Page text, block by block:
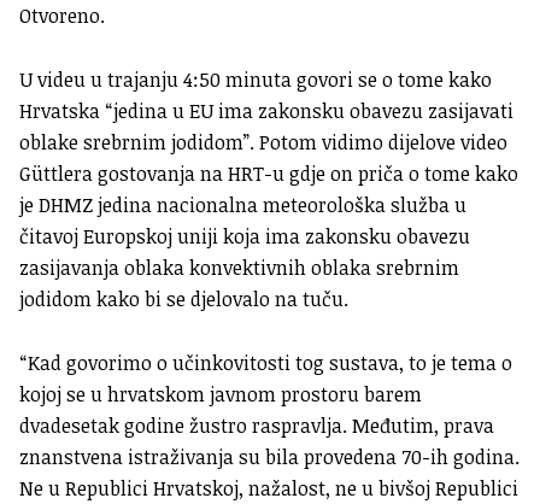
Otvoreno.
U videu u trajanju 4:50 minuta govori se o tome kako
Hrvatska “jedina u EU ima zakonsku obavezu zasijavati
oblake srebrnim jodidom”. Potom vidimo dijelove video
Güttlera gostovanja na HRT-u gdje on priča o tome kako
je DHMZ jedina nacionalna meteorološka služba u
čitavoj Europskoj uniji koja ima zakonsku obavezu
zasijavanja oblaka konvektivnih oblaka srebrnim
jodidom kako bi se djelovalo na tuču.
“Kad govorimo o učinkovitosti tog sustava, to je tema o
kojoj se u hrvatskom javnom prostoru barem
dvadesetak godine žustro raspravlja. Međutim, prava
znanstvena istraživanja su bila provedena 70-ih godina.
Ne u Republici Hrvatskoj, nažalost, ne u bivšoj Republici